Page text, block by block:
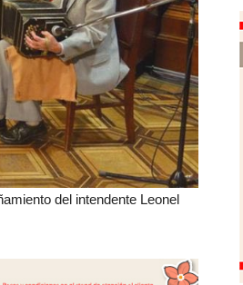
del intendente Leonel